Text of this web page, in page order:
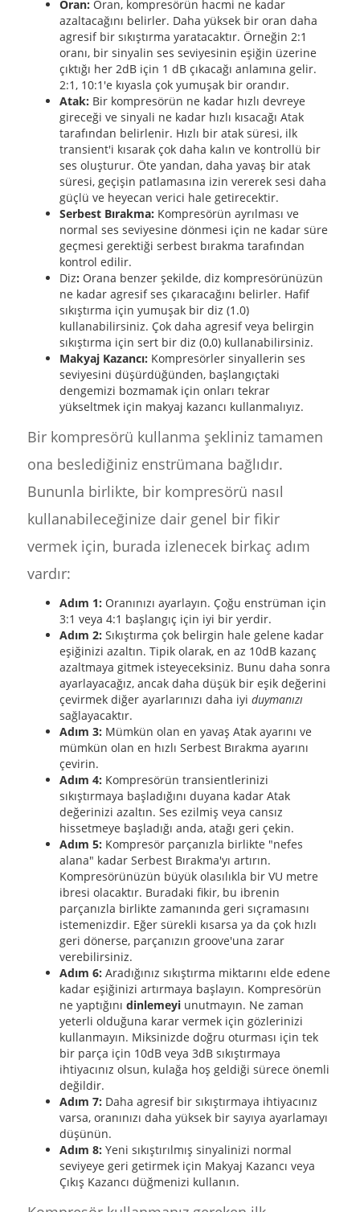
Oran: Oran, kompresörün hacmi ne kadar
azaltacağını belirler. Daha yüksek bir oran daha
agresif bir sıkıştırma yaratacaktır. Örneğin 2:1
oranı, bir sinyalin ses seviyesinin eşiğin üzerine
çıktığı her 2dB için 1 dB çıkacağı anlamına gelir.
2:1, 10:1'e kıyasla çok yumuşak bir orandır.
Atak: Bir kompresörün ne kadar hızlı devreye
gireceği ve sinyali ne kadar hızlı kısacağı Atak
tarafından belirlenir. Hızlı bir atak süresi, ilk
transient'i kısarak çok daha kalın ve kontrollü bir
ses oluşturur. Öte yandan, daha yavaş bir atak
süresi, geçişin patlamasına izin vererek sesi daha
güçlü ve heyecan verici hale getirecektir.
Serbest Bırakma: Kompresörün ayrılması ve
normal ses seviyesine dönmesi için ne kadar süre
geçmesi gerektiği serbest bırakma tarafından
kontrol edilir.
Diz: Orana benzer şekilde, diz kompresörünüzün
ne kadar agresif ses çıkaracağını belirler. Hafif
sıkıştırma için yumuşak bir diz (1.0)
kullanabilirsiniz. Çok daha agresif veya belirgin
sıkıştırma için sert bir diz (0,0) kullanabilirsiniz.
Makyaj Kazancı: Kompresörler sinyallerin ses
seviyesini düşürdüğünden, başlangıçtaki
dengemizi bozmamak için onları tekrar
yükseltmek için makyaj kazancı kullanmalıyız.
Bir kompresörü kullanma şekliniz tamamen
ona beslediğiniz enstrümana bağlıdır.
Bununla birlikte, bir kompresörü nasıl
kullanabileceğinize dair genel bir fikir
vermek için, burada izlenecek birkaç adım
vardır:
Adım 1: Oranınızı ayarlayın. Çoğu enstrüman için
3:1 veya 4:1 başlangıç için iyi bir yerdir.
Adım 2: Sıkıştırma çok belirgin hale gelene kadar
eşiğinizi azaltın. Tipik olarak, en az 10dB kazanç
azaltmaya gitmek isteyeceksiniz. Bunu daha sonra
ayarlayacağız, ancak daha düşük bir eşik değerini
çevirmek diğer ayarlarınızı daha iyi duymanızı
sağlayacaktır.
Adım 3: Mümkün olan en yavaş Atak ayarını ve
mümkün olan en hızlı Serbest Bırakma ayarını
çevirin.
Adım 4: Kompresörün transientlerinizi
sıkıştırmaya başladığını duyana kadar Atak
değerinizi azaltın. Ses ezilmiş veya cansız
hissetmeye başladığı anda, atağı geri çekin.
Adım 5: Kompresör parçanızla birlikte "nefes
alana" kadar Serbest Bırakma'yı artırın.
Kompresörünüzün büyük olasılıkla bir VU metre
ibresi olacaktır. Buradaki fikir, bu ibrenin
parçanızla birlikte zamanında geri sıçramasını
istemenizdir. Eğer sürekli kısarsa ya da çok hızlı
geri dönerse, parçanızın groove'una zarar
verebilirsiniz.
Adım 6: Aradığınız sıkıştırma miktarını elde edene
kadar eşiğinizi artırmaya başlayın. Kompresörün
ne yaptığını dinlemeyiunutmayın. Ne zaman
yeterli olduğuna karar vermek için gözlerinizi
kullanmayın. Miksinizde doğru oturması için tek
bir parça için 10dB veya 3dB sıkıştırmaya
ihtiyacınız olsun, kulağa hoş geldiği sürece önemli
değildir.
Adım 7: Daha agresif bir sıkıştırmaya ihtiyacınız
varsa, oranınızı daha yüksek bir sayıya ayarlamayı
düşünün.
Adım 8: Yeni sıkıştırılmış sinyalinizi normal
seviyeye geri getirmek için Makyaj Kazancı veya
Çıkış Kazancı düğmenizi kullanın.